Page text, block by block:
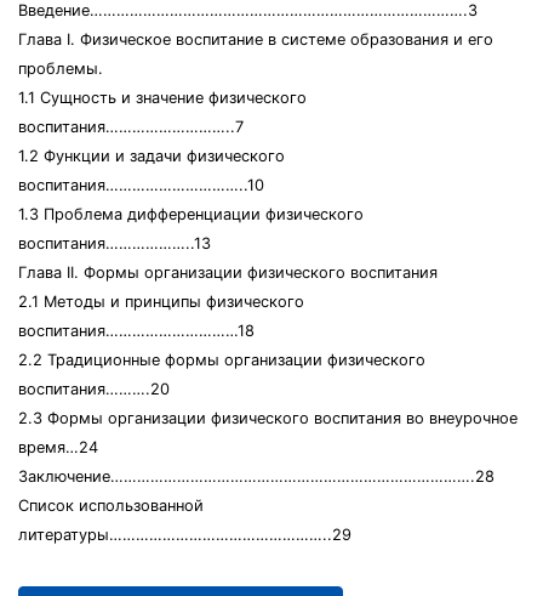
Введение………………………………………………………………………….3
Глава I. Физическое воспитание в системе образования и его
проблемы.
1.1 Сущность и значение физического
воспитания………………………..7
1.2 Функции и задачи физического
воспитания…………………………..10
1.3 Проблема дифференциации физического
воспитания………………..13
Глава II. Формы организации физического воспитания
2.1 Методы и принципы физического
воспитания…………………………18
2.2 Традиционные формы организации физического
воспитания……….20
2.3 Формы организации физического воспитания во внеурочное
время…24
Заключение……………………………………………………………………….28
Список использованной
литературы…………………………………………..29